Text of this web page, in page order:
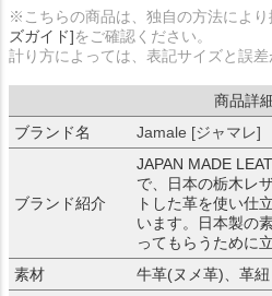
※こちらの商品は、独自の方法によ
ズガイド]をご確認ください。
計り方によっては、表記サイズと誤差
商品詳
ブランド名
Jamale [ジャマレ]
ブランド紹介
JAPAN MADE
で、日本の栃木レ
トした革を使い仕
います。日本製の
ってもらうために
素材
牛革(ヌメ革)、革